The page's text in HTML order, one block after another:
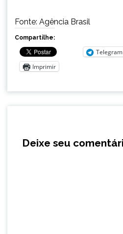
Fonte: Agência Brasil
Compartilhe:
Telegram
Imprimir
Deixe seu